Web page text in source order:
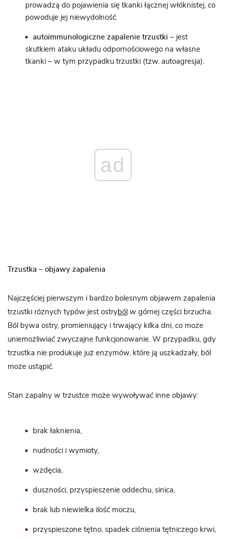
prowadzą do pojawienia się tkanki łącznej włóknistej, co
powoduje jej niewydolność.
autoimmunologiczne zapalenie trzustki – jest
skutkiem ataku układu odpornościowego na własne
tkanki – w tym przypadku trzustki (tzw. autoagresja).
ad
Trzustka – objawy zapalenia
Najczęściej pierwszym i bardzo bolesnym objawem zapalenia
trzustki różnych typów jest ostryból w górnej części brzucha.
Ból bywa ostry, promieniujący i trwający kilka dni, co może
uniemożliwiać zwyczajne funkcjonowanie. W przypadku, gdy
trzustka nie produkuje już enzymów, które ją uszkadzały, ból
może ustąpić.
Stan zapalny w trzustce może wywoływać inne objawy:
brak łaknienia,
nudności i wymioty,
wzdęcia
duszności, przyspieszenie oddechu, sinica,
brak lub niewielka ilość moczu,
przyspieszone tętno, spadek ciśnienia tętniczego krwi,